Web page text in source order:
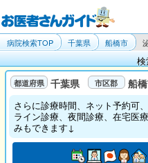
病院検索TOP 千葉県 船橋市
千葉県 船
さらに診療時間、ネット予約可
ライン診療、夜間診療、在宅医
みもできます↓